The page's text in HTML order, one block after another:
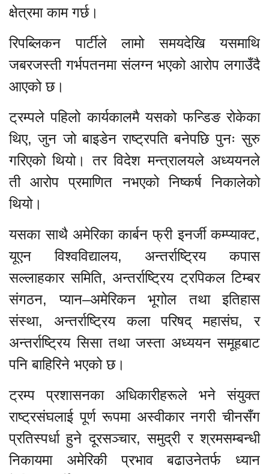
क्षेत्रमा काम गर्छ।
रिपब्लिकन पार्टीले लामो समयदेखि यसमाथि
जबरजस्ती गर्भपतनमा संलग्न भएको आरोप लगाउँदै
आएको छ।
ट्रम्पले पहिलो कार्यकालमै यसको फन्डिङ रोकेका
थिए, जुन जो बाइडेन राष्ट्रपति बनेपछि पुनः सुरु
गरिएको थियो। तर विदेश मन्त्रालयले अध्ययनले
ती आरोप प्रमाणित नभएको निष्कर्ष निकालेको
थियो।
यसका साथै अमेरिका कार्बन फ्री इनर्जी कम्प्याक्ट,
यूएन विश्वविद्यालय, अन्तर्राष्ट्रिय कपास
सल्लाहकार समिति, अन्तर्राष्ट्रिय ट्रपिकल टिम्बर
संगठन, प्यान–अमेरिकन भूगोल तथा इतिहास
संस्था, अन्तर्राष्ट्रिय कला परिषद् महासंघ, र
अन्तर्राष्ट्रिय सिसा तथा जस्ता अध्ययन समूहबाट
पनि बाहिरिने भएको छ।
ट्रम्प प्रशासनका अधिकारीहरूले भने संयुक्त
राष्ट्रसंघलाई पूर्ण रूपमा अस्वीकार नगरी चीनसँग
प्रतिस्पर्धा हुने दूरसञ्चार, समुद्री र श्रमसम्बन्धी
निकायमा अमेरिकी प्रभाव बढाउनेतर्फ ध्यान